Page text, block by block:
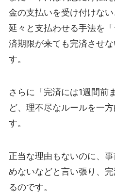
金の支払いを受け付けな
延々と支払わせる手法を
済期限が来ても完済させ
す。
さらに「完済には1週間前
ど、理不尽なルールを一
す。
正当な理由もないのに、
めないなどと言い張り、
るのです。